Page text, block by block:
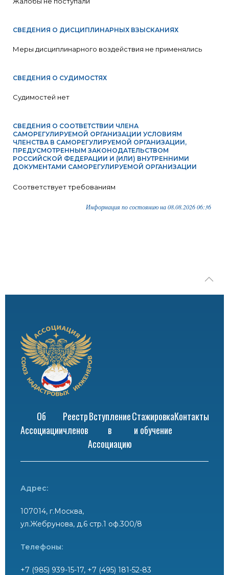
СВЕДЕНИЯ О ДИСЦИПЛИНАРНЫХ ВЗЫСКАНИЯХ
Меры дисциплинарного воздействия не применялись
СВЕДЕНИЯ О СУДИМОСТЯХ
Судимостей нет
СВЕДЕНИЯ О СООТВЕТСТВИИ ЧЛЕНА
САМОРЕГУЛИРУЕМОЙ ОРГАНИЗАЦИИ УСЛОВИЯМ
ЧЛЕНСТВА В САМОРЕГУЛИРУЕМОЙ ОРГАНИЗАЦИИ,
ПРЕДУСМОТРЕННЫМ ЗАКОНОДАТЕЛЬСТВОМ
РОССИЙСКОЙ ФЕДЕРАЦИИ И (ИЛИ) ВНУТРЕННИМИ
ДОКУМЕНТАМИ САМОРЕГУЛИРУЕМОЙ ОРГАНИЗАЦИИ
Соответствует требованиям
Информация по состоянию на 08.08.2026 06:36
Об
Ассоциации
Реестр
членов
Вступление
в
Ассоциацию
Стажировка
и обучение
Контакты
Адрес:
107014, г.Москва,
ул.Жебрунова, д.6 стр.1 оф.300/8
Телефоны:
+7 (985) 939-15-17, +7 (495) 181-52-83